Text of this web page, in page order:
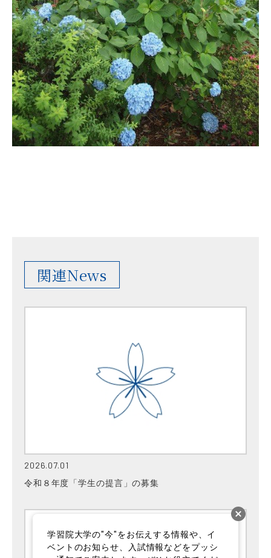
関連News
2026.07.01
令和８年度「学生の提言」の募集
学習院大学の"今"をお伝えする情報や、イ
ベントのお知らせ、入試情報などをプッシ